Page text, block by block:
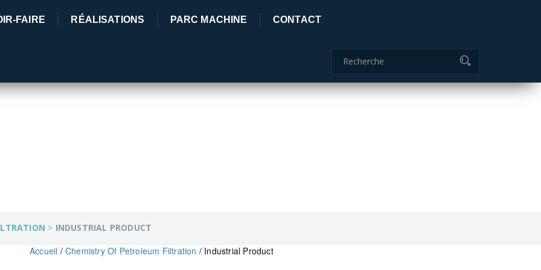
04 70 51 85 85
adc.lamaids@outlook.fr
FAIRE RÉALISATIONS PARC MACHINE CONTACT
> INDUSTRIAL PRODUCT
Accueil /Chemistry Of Petroleum Filtration / Industrial Product